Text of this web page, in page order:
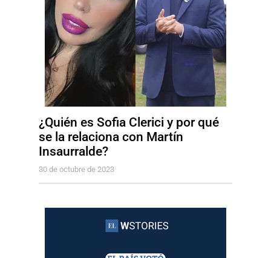
¿Quién es Sofia Clerici y por qué
se la relaciona con Martín
Insaurralde?
30 de octubre de 2023